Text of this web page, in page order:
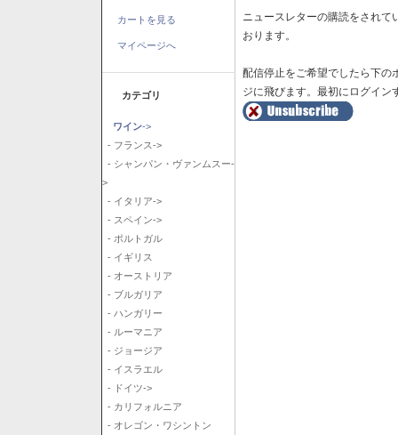
カートを見る
マイページへ
カテゴリ
ワイン->
- フランス->
- シャンパン・ヴァンムスー-
>
- イタリア->
- スペイン->
- ポルトガル
- イギリス
- オーストリア
- ブルガリア
- ハンガリー
- ルーマニア
- ジョージア
- イスラエル
- ドイツ->
- カリフォルニア
- オレゴン・ワシントン
ニュースレターの購読をされ
おります。
配信停止をご希望でしたら下の
ジに飛びます。最初にログイン